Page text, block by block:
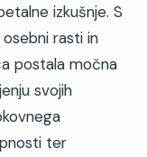
izkušnje. S
rasti in
postala močna
svojih
ter